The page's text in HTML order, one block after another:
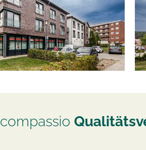
compassio